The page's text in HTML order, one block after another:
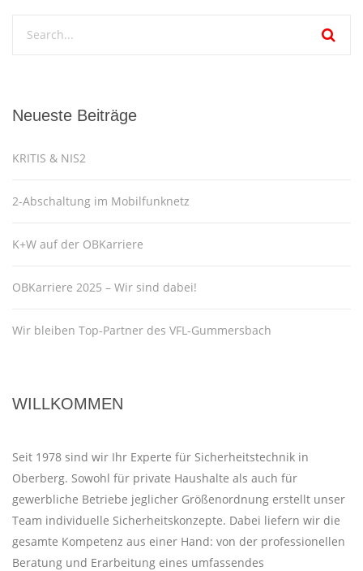
Neueste Beiträge
KRITIS & NIS2
2-Abschaltung im Mobilfunknetz
K+W auf der OBKarriere
OBKarriere 2025 – Wir sind dabei!
Wir bleiben Top-Partner des VFL-Gummersbach
WILLKOMMEN
Seit 1978 sind wir Ihr Experte für Sicherheitstechnik in
Oberberg. Sowohl für private Haushalte als auch für
gewerbliche Betriebe jeglicher Größenordnung erstellt unser
Team individuelle Sicherheitskonzepte. Dabei liefern wir die
gesamte Kompetenz aus einer Hand: von der professionellen
Beratung und Erarbeitung eines umfassendes